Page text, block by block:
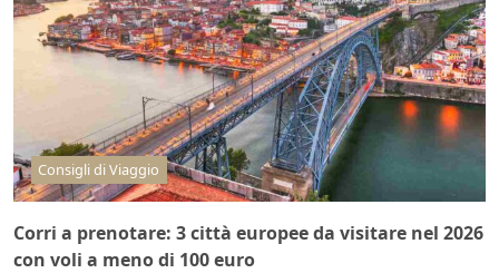
Consigli di Viaggio
Corri a prenotare: 3 città europee da visitare nel 2026
con voli a meno di 100 euro